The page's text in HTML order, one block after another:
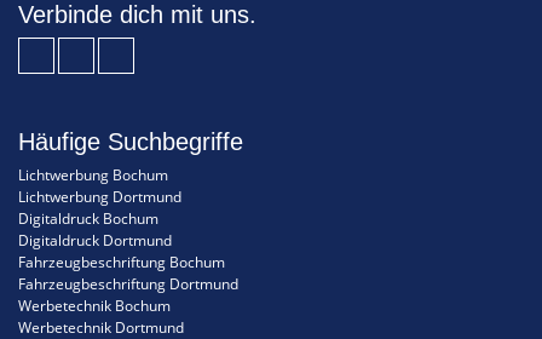
Verbinde dich mit uns.
Häufige Suchbegriffe
Lichtwerbung Bochum
Lichtwerbung Dortmund
Digitaldruck Bochum
Digitaldruck Dortmund
Fahrzeugbeschriftung Bochum
Fahrzeugbeschriftung Dortmund
Werbetechnik Bochum
Werbetechnik Dortmund